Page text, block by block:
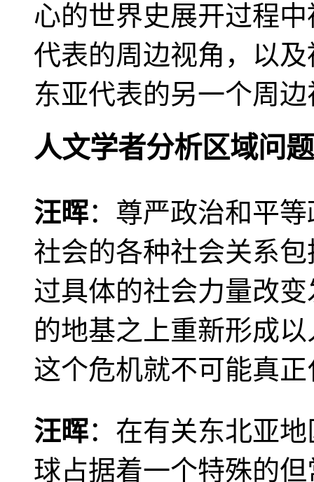
心的世界史展开过程
代表的周边视角，以
东亚代表的另一个周
人文学者分析区域问题
汪晖：尊严政治和平
社会的各种社会关系
过具体的社会力量改
的地基之上重新形成
这个危机就不可能真
汪晖：在有关东北亚
球占据着一个特殊的